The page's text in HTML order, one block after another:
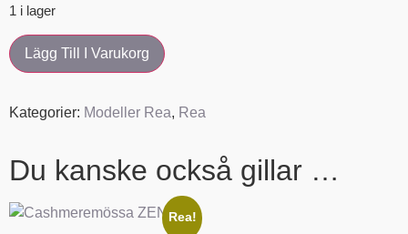
1 i lager
Lägg Till I Varukorg
Kategorier: Modeller Rea, Rea
Du kanske också gillar …
Rea!